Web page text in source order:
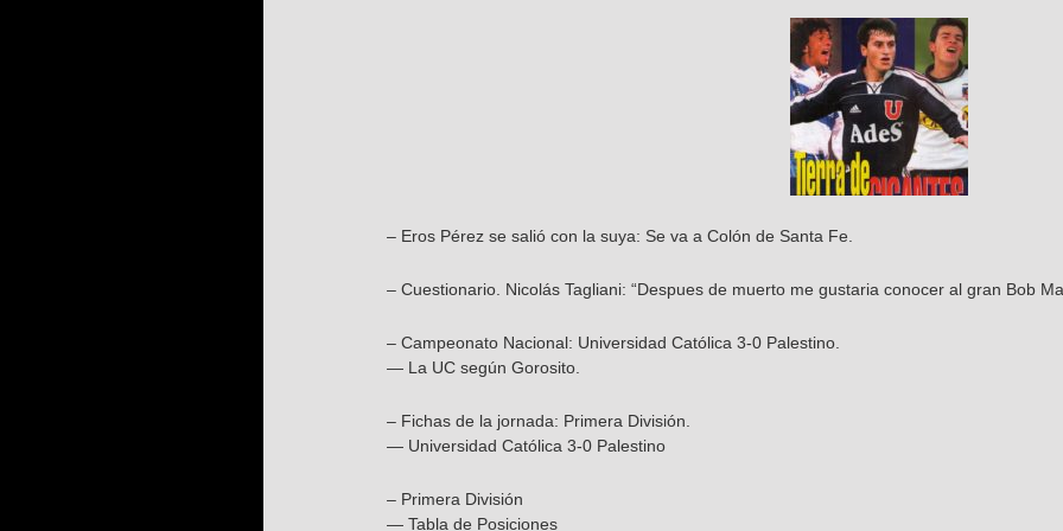
– Eros Pérez se salió con la suya: Se va a Colón de Santa Fe.
– Cuestionario. Nicolás Tagliani: “Despues de muerto me gustaria conocer al gran Bob
– Campeonato Nacional: Universidad Católica 3-0 Palestino.
— La UC según Gorosito.
– Fichas de la jornada: Primera División.
— Universidad Católica 3-0 Palestino
– Primera División
— Tabla de Posiciones